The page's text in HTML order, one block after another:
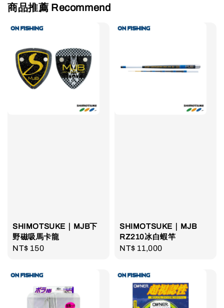
商品推薦 Recommend
SHIMOTSUKE｜MJB下
野磁吸馬卡龍
Regular
NT$ 150
SHIMOTSUKE｜MJB
RZ210冰白蝦竿
Regular
NT$ 11,000